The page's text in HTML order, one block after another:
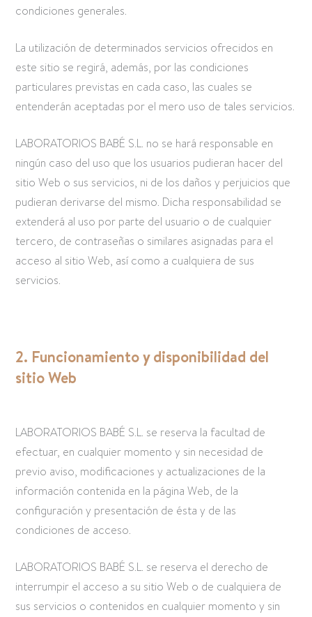
condiciones generales.
La utilización de determinados servicios ofrecidos en
este sitio se regirá, además, por las condiciones
particulares previstas en cada caso, las cuales se
entenderán aceptadas por el mero uso de tales servicios.
LABORATORIOS BABÉ S.L. no se hará responsable en
ningún caso del uso que los usuarios pudieran hacer del
sitio Web o sus servicios, ni de los daños y perjuicios que
pudieran derivarse del mismo. Dicha responsabilidad se
extenderá al uso por parte del usuario o de cualquier
tercero, de contraseñas o similares asignadas para el
acceso al sitio Web, así como a cualquiera de sus
servicios.
2. Funcionamiento y disponibilidad del
sitio Web
LABORATORIOS BABÉ S.L. se reserva la facultad de
efectuar, en cualquier momento y sin necesidad de
previo aviso, modificaciones y actualizaciones de la
información contenida en la página Web, de la
configuración y presentación de ésta y de las
condiciones de acceso.
LABORATORIOS BABÉ S.L. se reserva el derecho de
interrumpir el acceso a su sitio Web o de cualquiera de
sus servicios o contenidos en cualquier momento y sin